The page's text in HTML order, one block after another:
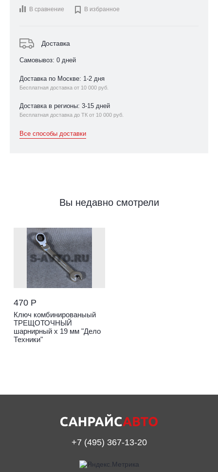
В сравнение  В избранное
Доставка
Самовывоз: 0 дней
Доставка по Москве: 1-2 дня
Бесплатная доставка от 10 000 руб.
Доставка в регионы: 3-15 дней
Бесплатная доставка до ТК от 10 000 руб.
Все способы доставки
Вы недавно смотрели
470 Р
Ключ комбинированыый
ТРЕЩОТОЧНЫЙ
шарнирный x 19 мм "Дело
Техники"
+7 (495) 367-13-20